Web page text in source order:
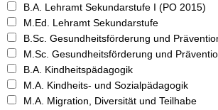
B.A. Lehramt Sekundarstufe I (PO 2015)
M.Ed. Lehramt Sekundarstufe
B.Sc. Gesundheitsförderung und
M.Sc. Gesundheitsförderung und
B.A. Kindheitspädagogik
M.A. Kindheits- und Sozialpädagogik
M.A. Migration, Diversität und Teilhabe